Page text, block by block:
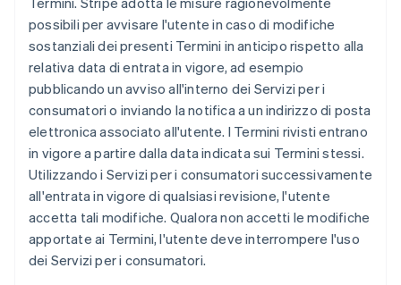
possibili per avvisare l'utente in caso di modifiche
sostanziali dei presenti Termini in anticipo rispetto alla
relativa data di entrata in vigore, ad esempio
pubblicando un avviso all'interno dei Servizi per i
consumatori o inviando la notifica a un indirizzo di posta
elettronica associato all'utente. I Termini rivisti entrano
in vigore a partire dalla data indicata sui Termini stessi.
Utilizzando i Servizi per i consumatori successivamente
all'entrata in vigore di qualsiasi revisione, l'utente
accetta tali modifiche. Qualora non accetti le modifiche
apportate ai Termini, l'utente deve interrompere l'uso
dei Servizi per i consumatori.